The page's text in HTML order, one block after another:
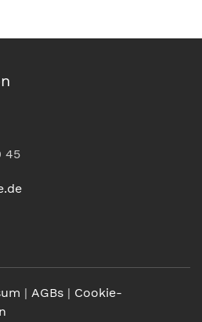
45
| AGBs | Cookie-